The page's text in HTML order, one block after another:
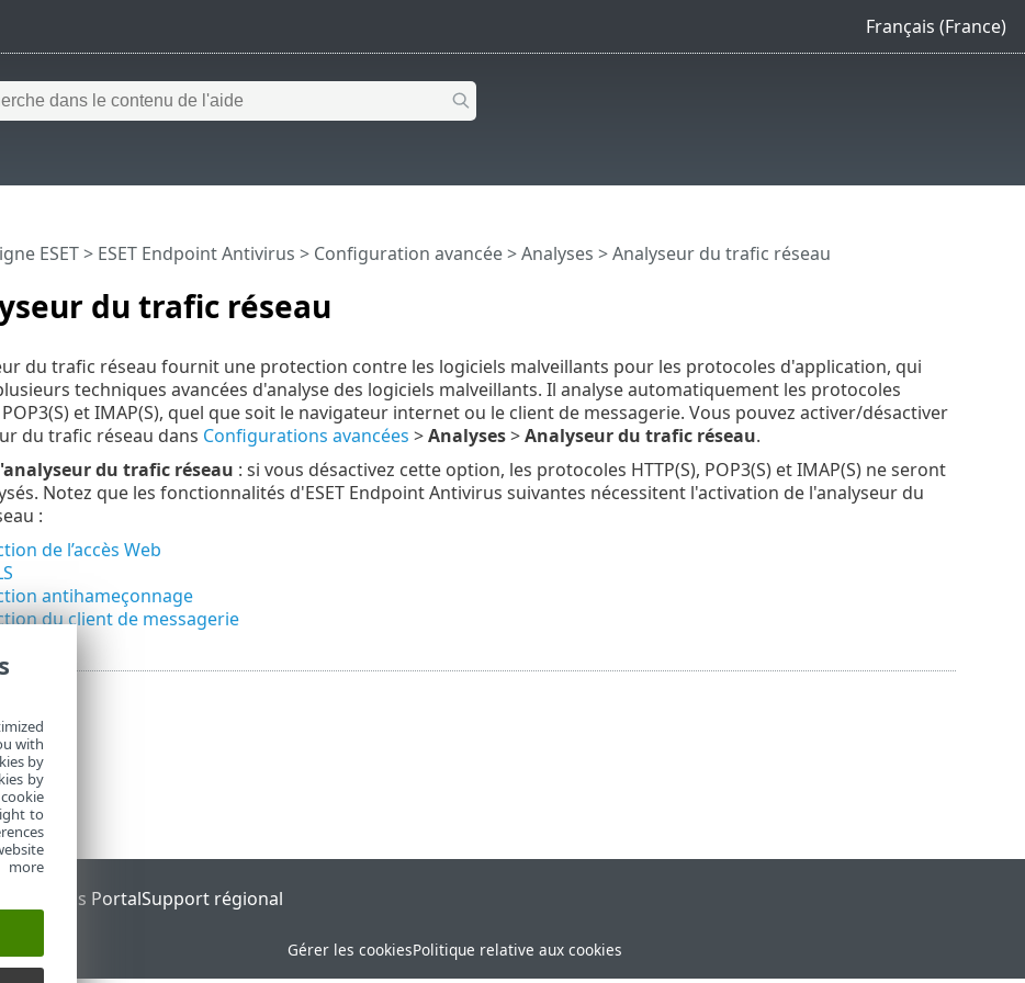
Français (France)
du trafic réseau
ESET> ESET Endpoint Antivirus > Configuration avancée>Analyses > Analyseur du trafic réseau
du trafic réseau fournit une protection contre les logiciels malveillants pour les protocoles d'application, qui
techniques avancées d'analyse des logiciels malveillants. Il analyse automatiquement les protocoles
POP3(S) et IMAP(S), quel que soit le navigateur internet ou le client de messagerie. Vous pouvez activer/désactiver
du trafic réseau dans Configurations avancées >Analyses>Analyseur du trafic réseau.
du trafic réseau : si vous désactivez cette option, les protocoles HTTP(S), POP3(S) et IMAP(S) ne seront
Notez que les fonctionnalités d'ESET Endpoint Antivirus suivantes nécessitent l'activation de l'analyseur du
:
de l’accès Web
antihameçonnage
du client de messagerie
ESET Status PortalSupport régional
Gérer les cookiesPolitique relative aux cookies
with
by
by
to
more